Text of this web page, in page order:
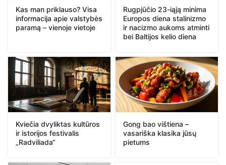
Kas man priklauso? Visa
informacija apie valstybės
paramą – vienoje vietoje
Rugpjūčio 23-iąją minima
Europos diena stalinizmo
ir nacizmo aukoms atminti
bei Baltijos kelio diena
Kviečia dvyliktas kultūros
ir istorijos festivalis
„Radviliada“
Gong bao vištiena –
vasariška klasika jūsų
pietums